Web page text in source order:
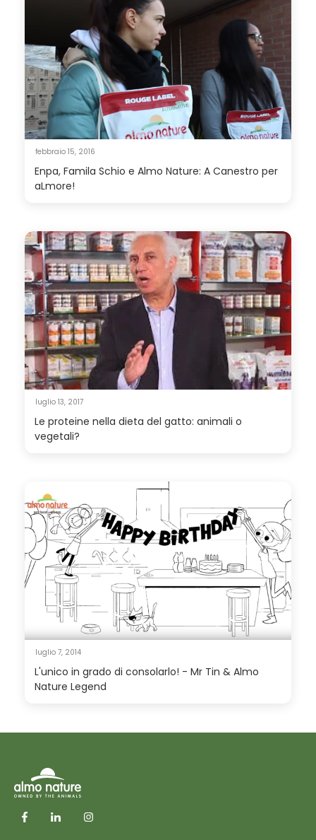
febbraio 15, 2016
Enpa, Famila Schio e Almo Nature: A Canestro per
aLmore!
luglio 13, 2017
Le proteine nella dieta del gatto: animali o
vegetali?
luglio 7, 2014
L'unico in grado di consolarlo! - Mr Tin & Almo
Nature Legend